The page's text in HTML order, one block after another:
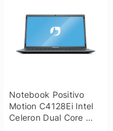
Notebook Positivo
Motion C4128Ei Intel
Celeron Dual Core